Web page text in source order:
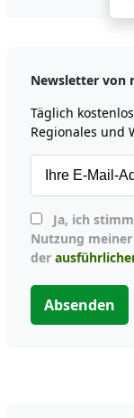
Newsletter von
Täglich
Regionales und
Nutzung
der
Absenden